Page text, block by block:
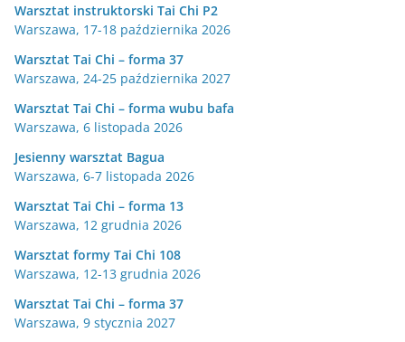
Warsztat instruktorski Tai Chi P2
Warszawa, 17-18 października 2026
Warsztat Tai Chi – forma 37
Warszawa, 24-25 października 2027
Warsztat Tai Chi – forma wubu bafa
Warszawa, 6 listopada 2026
Jesienny warsztat Bagua
Warszawa, 6-7 listopada 2026
Warsztat Tai Chi – forma 13
Warszawa, 12 grudnia 2026
Warsztat formy Tai Chi 108
Warszawa, 12-13 grudnia 2026
Warsztat Tai Chi – forma 37
Warszawa, 9 stycznia 2027